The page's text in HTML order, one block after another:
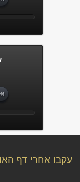
עקבו אחרי דף